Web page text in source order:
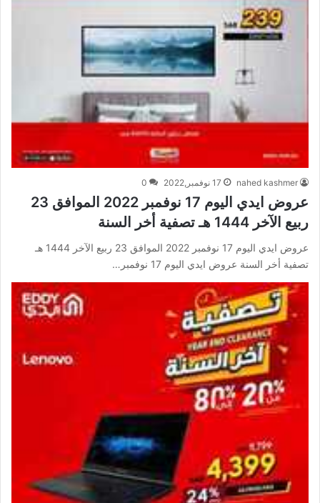
nahed kashmer 17 نوفمبر,2022 0
عروض ايدي اليوم 17 نوفمبر 2022 الموافق 23
ربيع الآخر 1444 هـ تصفية أخر السنة
عروض ايدي اليوم 17 نوفمبر 2022 الموافق 23 ربيع الآخر 1444 هـ
تصفية أخر السنة عروض ايدي اليوم 17 نوفمبر…